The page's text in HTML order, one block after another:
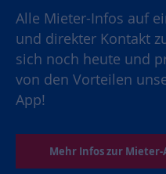
Alle Mieter-Infos auf
und direkter Kontakt
sich noch heute und
von den Vorteilen
App!
Mehr Infos zur Mieter-